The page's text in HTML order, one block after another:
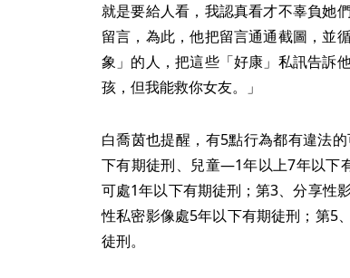
就是要給人看，我認真看才不辜負她
留言，為此，他把留言通通截圖，並
象」的人，把這些「好康」私訊告訴
孩，但我能救你女友。」
白喬茵也提醒，有5點行為都有違法
下有期徒刑、兒童—1年以上7年以下
可處1年以下有期徒刑；第3、分享性
性私密影像處5年以下有期徒刑；第5
徒刑。